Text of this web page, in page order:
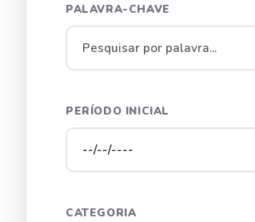
PALAVRA-CHAVE
PERÍODO INICIAL
CATEGORIA